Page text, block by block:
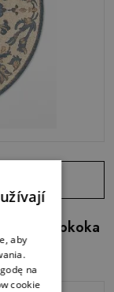
nabídku
stylu rokoka
aby
na
cookie